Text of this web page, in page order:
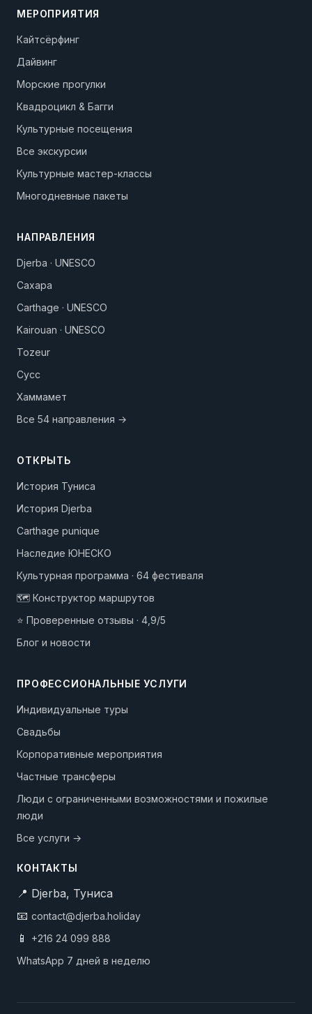
МЕРОПРИЯТИЯ
Кайтсёрфинг
Дайвинг
Морские прогулки
Квадроцикл & Багги
Культурные посещения
Все экскурсии
Культурные мастер-классы
Многодневные пакеты
НАПРАВЛЕНИЯ
Djerba · UNESCO
Сахара
Carthage · UNESCO
Kairouan · UNESCO
Tozeur
Сусс
Хаммамет
Все 54 направления →
ОТКРЫТЬ
История Туниса
История Djerba
Carthage punique
Наследие ЮНЕСКО
Культурная программа · 64 фестиваля
🗺️ Конструктор маршрутов
⭐ Проверенные отзывы · 4,9/5
Блог и новости
ПРОФЕССИОНАЛЬНЫЕ УСЛУГИ
Индивидуальные туры
Свадьбы
Корпоративные мероприятия
Частные трансферы
Люди с ограниченными возможностями и пожилые
люди
Все услуги →
КОНТАКТЫ
📍 Djerba, Туниса
📧 contact@djerba.holiday
📱
+216 24 099 888
WhatsApp 7 дней в неделю